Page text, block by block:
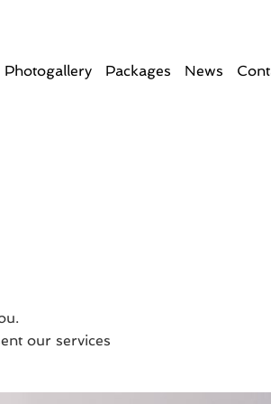
Photogallery Packages News
our services